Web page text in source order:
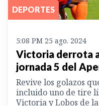
DEPORTES
5:08 PM 25 ago. 2024
Victoria derrota
jornada 5 del
Revive los golazos
incluido uno de tire
Victoria y Lobos de